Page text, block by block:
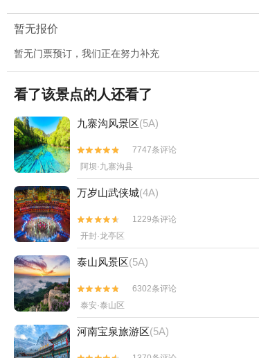
暂无报价
暂无门票预订，我们正在努力补充
看了该景点的人还看了
九寨沟风景区(5A)


7747条评论
阿坝·九寨沟县
万岁山武侠城(4A)


1229条评论
开封·龙亭区
泰山风景区(5A)


6302条评论
泰安·泰山区
河南宝泉旅游区(5A)